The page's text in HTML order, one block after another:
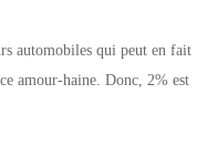
automobiles qui peut en fait
amour-haine. Donc, 2% est